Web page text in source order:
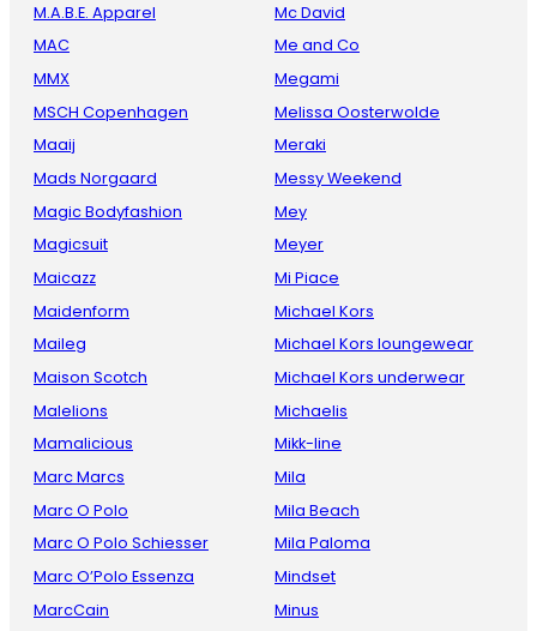
M.A.B.E. Apparel
MAC
MMX
MSCH Copenhagen
Maaij
Mads Norgaard
Magic Bodyfashion
Magicsuit
Maicazz
Maidenform
Maileg
Maison Scotch
Malelions
Mamalicious
Marc Marcs
Marc O Polo
Marc O Polo Schiesser
Marc O’Polo Essenza
MarcCain
Mc David
Me and Co
Megami
Melissa Oosterwolde
Meraki
Messy Weekend
Mey
Meyer
Mi Piace
Michael Kors
Michael Kors loungewear
Michael Kors underwear
Michaelis
Mikk-line
Mila
Mila Beach
Mila Paloma
Mindset
Minus